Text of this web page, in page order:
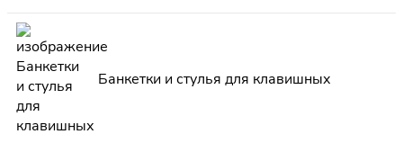
Банкетки и стулья для клавишных